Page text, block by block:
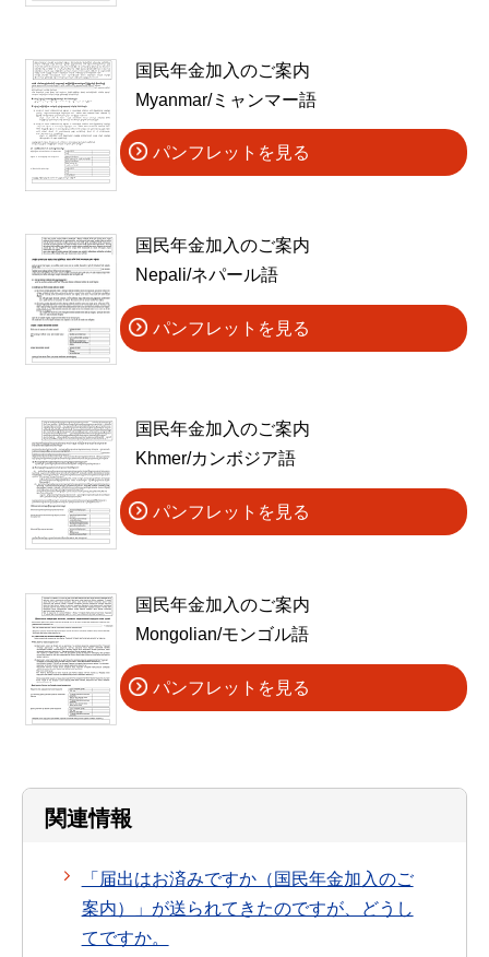
国民年金加入のご案内
Myanmar/ミャンマー語
パンフレットを見る
国民年金加入のご案内
Nepali/ネパール語
パンフレットを見る
国民年金加入のご案内
Khmer/カンボジア語
パンフレットを見る
国民年金加入のご案内
Mongolian/モンゴル語
パンフレットを見る
関連情報
「届出はお済みですか（国民年金加入のご
案内）」が送られてきたのですが、どうし
てですか。